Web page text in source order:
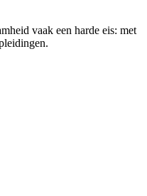
vaak een harde eis: met